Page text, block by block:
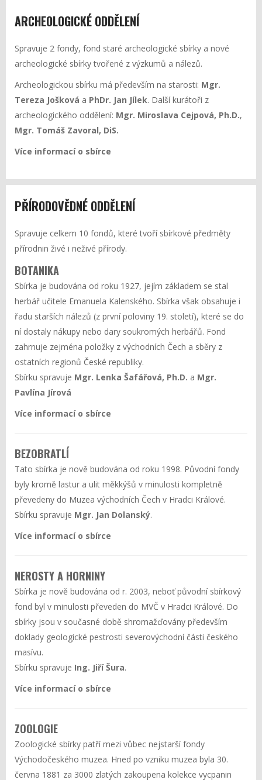
ARCHEOLOGICKÉ ODDĚLENÍ
Spravuje 2 fondy, fond staré archeologické sbírky a nové
archeologické sbírky tvořené z výzkumů a nálezů.
Archeologickou sbírku má především na starosti: Mgr.
Tereza Jošková a PhDr. Jan Jílek. Další kurátoři z
archeologického oddělení: Mgr. Miroslava Cejpová, Ph.D.,
Mgr. Tomáš Zavoral, DiS.
Více informací o sbírce
PŘÍRODOVĚDNÉ ODDĚLENÍ
Spravuje celkem 10 fondů, které tvoří sbírkové předměty
přírodnin živé i neživé přírody.
BOTANIKA
Sbírka je budována od roku 1927, jejím základem se stal
herbář učitele Emanuela Kalenského. Sbírka však obsahuje i
řadu starších nálezů (z první poloviny 19. století), které se do
ní dostaly nákupy nebo dary soukromých herbářů. Fond
zahrnuje zejména položky z východních Čech a sběry z
ostatních regionů České republiky.
Sbírku spravuje Mgr. Lenka Šafářová, Ph.D. a Mgr.
Pavlína Jírová
Více informací o sbírce
BEZOBRATLÍ
Tato sbírka je nově budována od roku 1998. Původní fondy
byly kromě lastur a ulit měkkýšů v minulosti kompletně
převedeny do Muzea východních Čech v Hradci Králové.
Sbírku spravuje Mgr. Jan Dolanský.
Více informací o sbírce
NEROSTY A HORNINY
Sbírka je nově budována od r. 2003, neboť původní sbírkový
fond byl v minulosti převeden do MVČ v Hradci Králové. Do
sbírky jsou v současné době shromažďovány především
doklady geologické pestrosti severovýchodní části českého
masívu.
Sbírku spravuje Ing. Jiří Šura.
Více informací o sbírce
ZOOLOGIE
Zoologické sbírky patří mezi vůbec nejstarší fondy
Východočeského muzea. Hned po vzniku muzea byla 30.
června 1881 za 3000 zlatých zakoupena kolekce vycpanin